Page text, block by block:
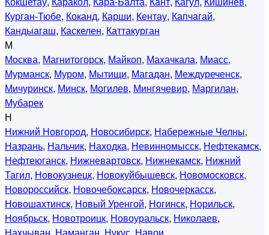
Курган-Тюбе, Коканд, Карши, Кентау, Капчагай,
Кандыагаш, Каскелен, Каттакурган
М
Москва, Магнитогорск, Майкоп, Махачкала, Миасс,
Мурманск, Муром, Мытищи, Магадан, Междуреченск,
Мичуринск, Минск, Могилев, Мингячевир, Маргилан,
Мубарек
Н
Нижний Новгород, Новосибирск, Набережные Челны,
Назрань, Нальчик, Находка, Невинномысск, Нефтекамск,
Нефтеюганск, Нижневартовск, Нижнекамск, Нижний
Тагил, Новокузнецк, Новокуйбышевск, Новомосковск,
Новороссийск, Новочебоксарск, Новочеркасск,
Новошахтинск, Новый Уренгой, Ногинск, Норильск,
Ноябрьск, Новотроицк, Новоуральск, Николаев,